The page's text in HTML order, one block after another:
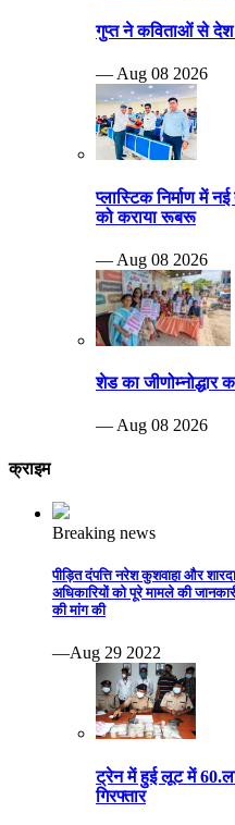
गुप्त ने कविताओं से देश
— Aug 08 2026
प्लास्टिक निर्माण में
को कराया रूबरू
— Aug 08 2026
शेड का जीणोम्नोद्धार
— Aug 08 2026
क्राइम
Breaking news
पीड़ित दंपत्ति नरेश कुशवाहा और
अधिकारियों को पूरे मामले की
की मांग की
—Aug 29 2022
ट्रेन में हुई लूट में
गिरफ्तार